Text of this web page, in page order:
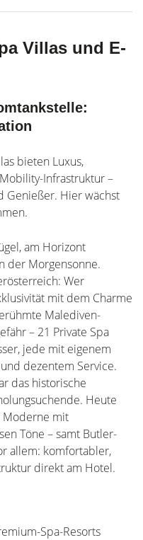
Villas und E-
bieten Luxus,
Infrastruktur –
Genießer. Hier wächst
am Horizont
der Morgensonne.
Wer
mit dem Charme
Malediven-
– 21 Private Spa
jede mit eigenem
dezentem Service.
das historische
Heute
Moderne mit
Töne – samt Butler-
allem: komfortabler,
direkt am Hotel.
Spa-Resorts